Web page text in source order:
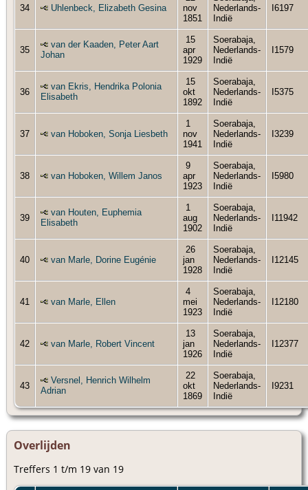
34 Uhlenbeck, Elizabeth Gesina
nov
1851
Nederlands-
Indië
I6197
35
van der Kaaden, Peter Aart
Johan
15
apr
1929
Soerabaja,
Nederlands-
Indië
I1579
36
van Ekris, Hendrika Polonia
Elisabeth
15
okt
1892
Soerabaja,
Nederlands-
Indië
I5375
37 van Hoboken, Sonja Liesbeth
1
nov
1941
Soerabaja,
Nederlands-
Indië
I3239
38 van Hoboken, Willem Janos
9
apr
1923
Soerabaja,
Nederlands-
Indië
I5980
39
van Houten, Euphemia
Elisabeth
1
aug
1902
Soerabaja,
Nederlands-
Indië
I11942
40 van Marle, Dorine Eugénie
26
jan
1928
Soerabaja,
Nederlands-
Indië
I12145
41 van Marle, Ellen
4
mei
1923
Soerabaja,
Nederlands-
Indië
I12180
42 van Marle, Robert Vincent
13
jan
1926
Soerabaja,
Nederlands-
Indië
I12377
43
Versnel, Henrich Wilhelm
Adrian
22
okt
1869
Soerabaja,
Nederlands-
Indië
I9231
Overlijden
Treffers 1 t/m 19 van 19